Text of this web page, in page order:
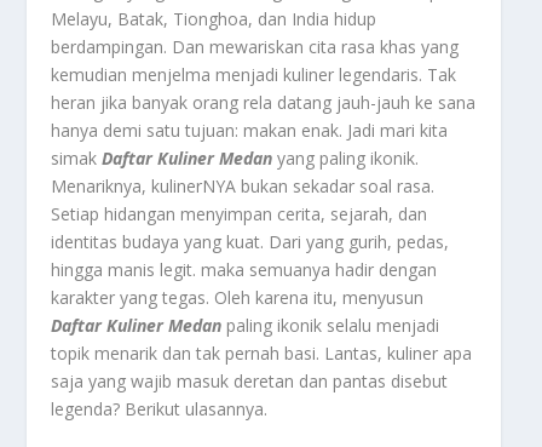
Melayu, Batak, Tionghoa, dan India hidup
berdampingan. Dan mewariskan cita rasa khas yang
kemudian menjelma menjadi kuliner legendaris. Tak
heran jika banyak orang rela datang jauh-jauh ke sana
hanya demi satu tujuan: makan enak. Jadi mari kita
simakDaftar Kuliner Medan yang paling ikonik.
Menariknya, kulinerNYA bukan sekadar soal rasa.
Setiap hidangan menyimpan cerita, sejarah, dan
identitas budaya yang kuat. Dari yang gurih, pedas,
hingga manis legit. maka semuanya hadir dengan
karakter yang tegas. Oleh karena itu, menyusun
Daftar Kuliner Medan paling ikonik selalu menjadi
topik menarik dan tak pernah basi. Lantas, kuliner apa
saja yang wajib masuk deretan dan pantas disebut
legenda? Berikut ulasannya.